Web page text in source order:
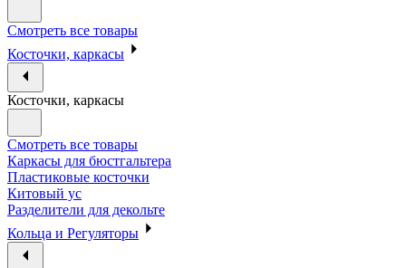
Смотреть все товары
Косточки, каркасы
Косточки, каркасы
Смотреть все товары
Каркасы для бюстгальтера
Пластиковые косточки
Китовый ус
Разделители для декольте
Кольца и Регуляторы